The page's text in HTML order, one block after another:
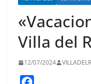
Villa del
12/07/2024